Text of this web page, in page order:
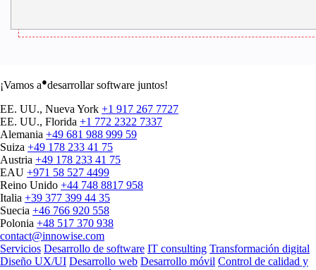
¡Vamos a●desarrollar software juntos!
EE. UU., Nueva York +1 917 267 7727
EE. UU., Florida +1 772 2322 7337
Alemania +49 681 988 999 59
Suiza +49 178 233 41 75
Austria +49 178 233 41 75
EAU +971 58 527 4499
Reino Unido +44 748 8817 958
Italia +39 377 399 44 35
Suecia +46 766 920 558
Polonia +48 517 370 938
contact@innowise.com
Servicios Desarrollo de software IT consulting Transformación digital
Diseño UX/UI Desarrollo web Desarrollo móvil Control de calidad y